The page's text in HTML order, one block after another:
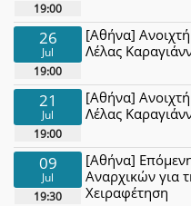
19:00
26
Jul
19:00
[Αθήνα]
Λέλας
21
Jul
19:00
[Αθήνα]
Λέλας
09
Jul
19:30
[Αθήνα]
Αναρχικών για
Χειραφέτηση